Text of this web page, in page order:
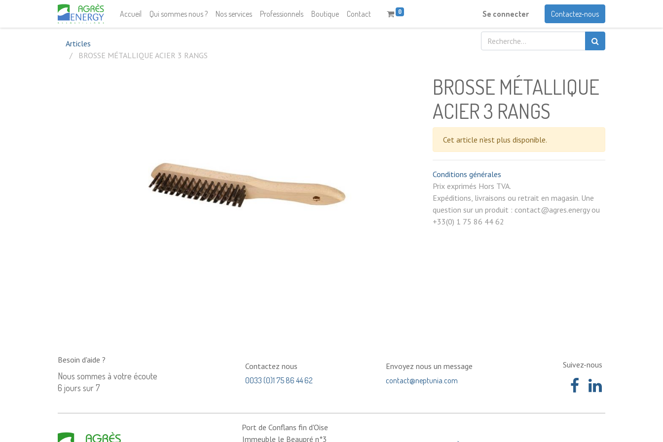
Accueil Qui sommes nous ? Nos services Professionnels Boutique Contact 0 Se connecter Contactez-nous
Articles
BROSSE MÉTALLIQUE ACIER 3 RANGS
BROSSE MÉTALLIQUE
ACIER 3 RANGS
Cet article n'est plus disponible.
Conditions générales
Prix exprimés Hors TVA.
Expéditions, livraisons ou retrait en magasin. Une
question sur un produit : contact@agres.energy ou
+33(0) 1 75 86 44 62
Besoin d'aide ?
Nous sommes à votre écoute
6 jours sur 7
Contactez nous
0033 (0)1 75 86 44 62
Envoyez nous un message
contact@neptunia.com
Suivez-nous
Port de Conflans fin d'Oise
Immeuble le Beaupré n°3